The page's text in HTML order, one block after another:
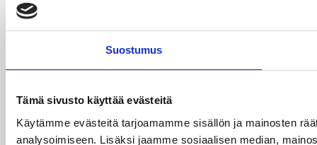
Suostumus
Tämä sivusto käyttää evästeitä
Käytämme evästeitä tarjoamamme sisällön ja mainosten
analysoimiseen. Lisäksi jaamme sosiaalisen median,